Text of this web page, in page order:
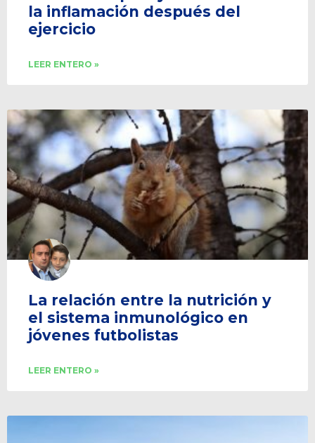
la inflamación después del
ejercicio
LEER ENTERO »
La relación entre la nutrición y
el sistema inmunológico en
jóvenes futbolistas
LEER ENTERO »